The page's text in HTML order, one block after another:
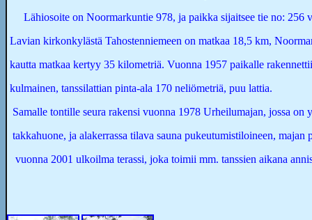
Lähiosoite on Noormarkuntie 978, ja paikka sijaitsee tie no: 256
Lavian kirkonkylästä Tahostenniemeen on matkaa 18,5 km,
kautta matkaa kertyy 35 kilometriä. Vuonna 1957 paikalle
kulmainen, tanssilattian pinta-ala 170 neliömetriä, puu lattia.
Samalle tontille seura rakensi vuonna 1978 Urheilumajan, jossa on
takkahuone, ja alakerrassa tilava sauna pukeutumistiloineen, majan
vuonna 2001 ulkoilma terassi, joka toimii mm. tanssien aikana